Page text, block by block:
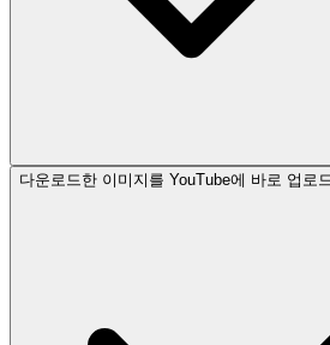
다운로드한 이미지를 YouTube에 바로 업로